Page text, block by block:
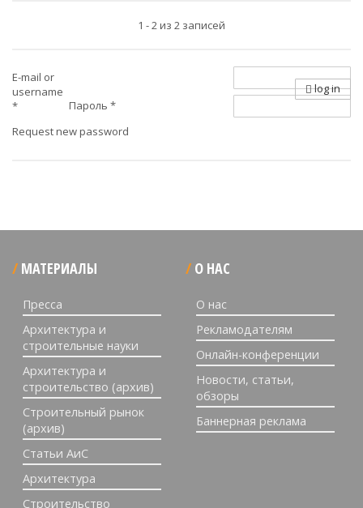
1 - 2 из 2 записей
E-mail or
username
*
Пароль *
Request new password
log in
МАТЕРИАЛЫ
Пресса
Архитектура и
строительные науки
Архитектура и
строительство (архив)
Строительный рынок
(архив)
Статьи АиС
Архитектура
Строительство
О НАС
О нас
Рекламодателям
Онлайн-конференции
Новости, статьи,
обзоры
Баннерная реклама